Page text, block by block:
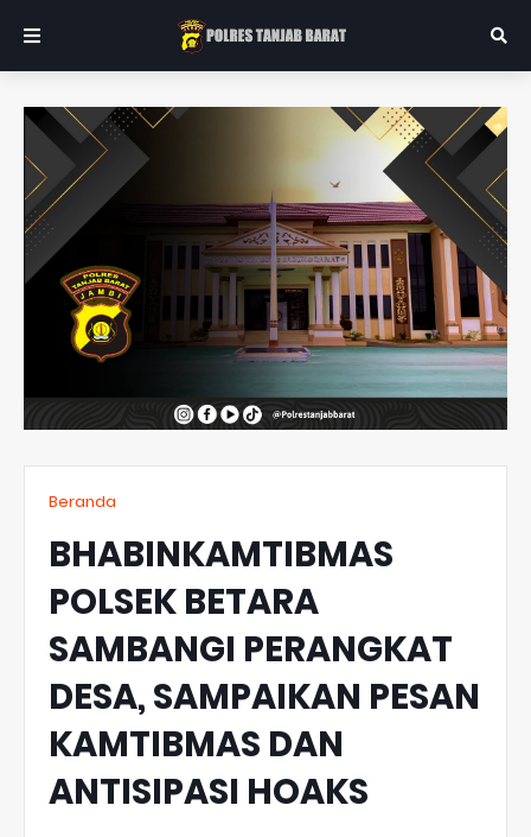
Beranda
BHABINKAMTIBMAS
POLSEK BETARA
SAMBANGI PERANGKAT
DESA, SAMPAIKAN PESAN
KAMTIBMAS DAN
ANTISIPASI HOAKS